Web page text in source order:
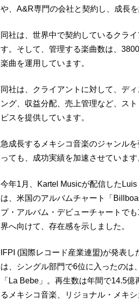
や、A&R専門の会社と契約し、成長を
同社は、世界中で契約しているクラ
す。そして、管理する楽曲数は、
楽曲を運用しています。
同社は、クライアントに対して、デ
ング、収益分配、売上管理など、ス
ビスを提供しています。
急成長するメキシコ音楽のジャンル
っても、成功実績を加速させています
今年1月、Kartel Musicが配信した
は、米国のアルバムチャート「
プ・アルバム・デビューチャートで
界へ向けて、存在感を示しました。
IFPI (国際レコード産業連盟)が発表
は、シングル部門で6位に入ったのは
「La Bebe」。再生数は年間で14.5
るメキシコ音楽、リジョナル・メキ